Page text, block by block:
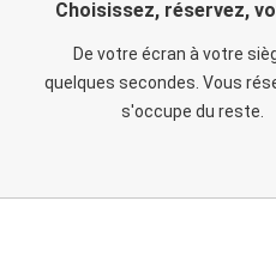
Choisissez, réservez,
De votre écran à votre
quelques secondes. Vous
s'occupe du reste.